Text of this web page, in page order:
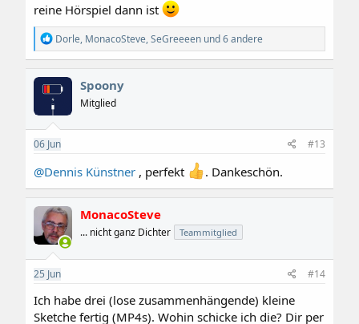
reine Hörspiel dann ist
R
e
a
k
t
o
n
e
Dorle, MonacoSteve,SeGreeeen und 6 andere
Spoony
Mitglied
06 Jun #13
@Dennis Künstner , perfekt . Dankeschön.
MonacoSteve
... nicht ganz Dichter Teammitglied
25 Jun #14
Ich habe drei (lose zusammenhängende) kleine
Sketche fertig (MP4s). Wohin schicke ich die? Dir per